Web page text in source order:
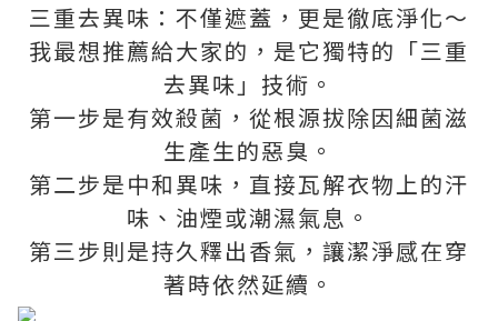
三重去異味：不僅遮蓋，更是徹底淨化～
我最想推薦給大家的，是它獨特的「三重
去異味」技術。
第一步是有效殺菌，從根源拔除因細菌滋
生產生的惡臭。
第二步是中和異味，直接瓦解衣物上的汗
味、油煙或潮濕氣息。
第三步則是持久釋出香氣，讓潔淨感在穿
著時依然延續。